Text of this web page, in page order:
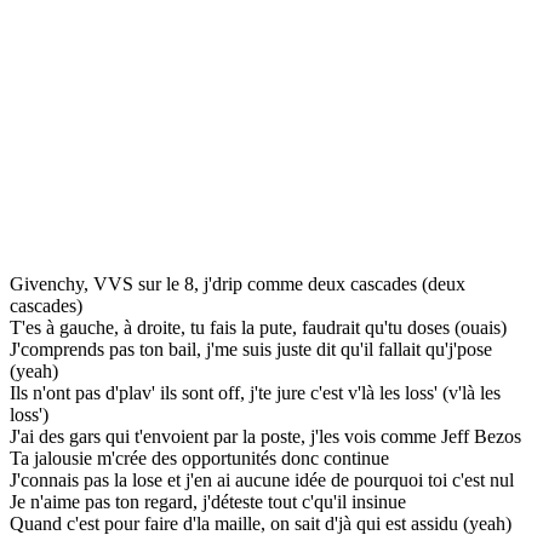
Givenchy, VVS sur le 8, j'drip comme deux cascades (deux
cascades)
T'es à gauche, à droite, tu fais la pute, faudrait qu'tu doses (ouais)
J'comprends pas ton bail, j'me suis juste dit qu'il fallait qu'j'pose
(yeah)
Ils n'ont pas d'plav' ils sont off, j'te jure c'est v'là les loss' (v'là les
loss')
J'ai des gars qui t'envoient par la poste, j'les vois comme Jeff Bezos
Ta jalousie m'crée des opportunités donc continue
J'connais pas la lose et j'en ai aucune idée de pourquoi toi c'est nul
Je n'aime pas ton regard, j'déteste tout c'qu'il insinue
Quand c'est pour faire d'la maille, on sait d'jà qui est assidu (yeah)